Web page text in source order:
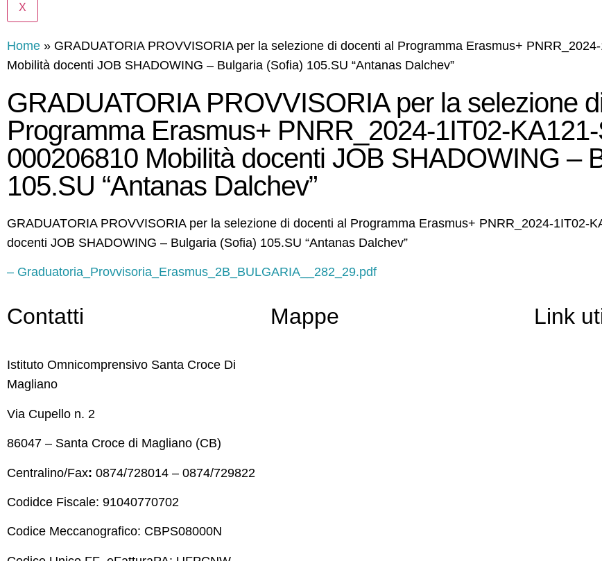
X
Home » GRADUATORIA PROVVISORIA per la selezione di docenti al Programma Erasmus+
Mobilità docenti JOB SHADOWING – Bulgaria (Sofia) 105.SU “Antanas Dalchev”
GRADUATORIA PROVVISORIA per la selezione
Programma Erasmus+ PNRR_2024-1IT02-
000206810 Mobilità docenti JOB SHADOWING –
105.SU “Antanas Dalchev”
GRADUATORIA PROVVISORIA per la selezione di docenti al Programma Erasmus+ PNRR_2024-1IT02-
docenti JOB SHADOWING – Bulgaria (Sofia) 105.SU “Antanas Dalchev”
– Graduatoria_Provvisoria_Erasmus_2B_BULGARIA__282_29.pdf
Contatti
Istituto Omnicomprensivo Santa Croce Di
Magliano
Via Cupello n. 2
86047 – Santa Croce di Magliano (CB)
Centralino/Fax: 0874/728014 – 0874/729822
Codidce Fiscale: 91040770702
Codice Meccanografico: CBPS08000N
Mappe Link